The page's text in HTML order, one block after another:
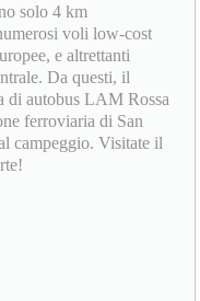
solo 4 km
voli low-cost
e altrettanti
Da questi, il
di autobus LAM Rossa
ferroviaria di San
campeggio. Visitate il